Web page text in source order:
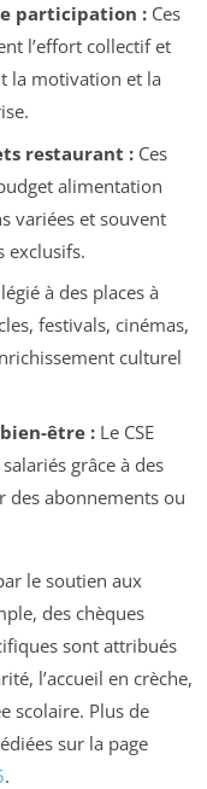
participation :Ces
l’effort collectif et
la motivation et la
restaurant :Ces
alimentation
variées et souvent
exclusifs.
à des places à
festivals, cinémas,
culturel
être :Le CSE
grâce à des
des abonnements ou
le soutien aux
des chèques
sont attribués
l’accueil en crèche,
scolaire. Plus de
sur la page
.